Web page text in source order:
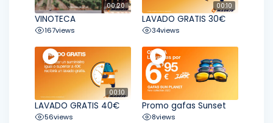
00:20
VINOTECA
167views
00:10
LAVADO GRATIS 30€
34views
00:10
LAVADO GRATIS 40€
56views
Promo gafas Sunset
8views